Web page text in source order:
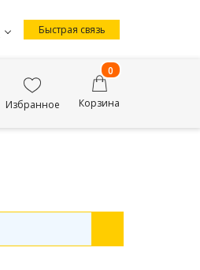
Быстрая связь
Избранное
0
Корзина